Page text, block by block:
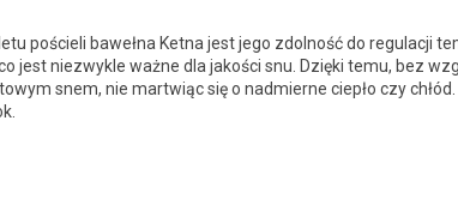
pościeli bawełna Ketna jest jego zdolność do regulacji
jest niezwykle ważne dla jakości snu. Dzięki temu, bez
snem, nie martwiąc się o nadmierne ciepło czy